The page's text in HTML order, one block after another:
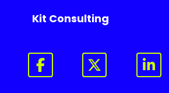
Kit Consulting